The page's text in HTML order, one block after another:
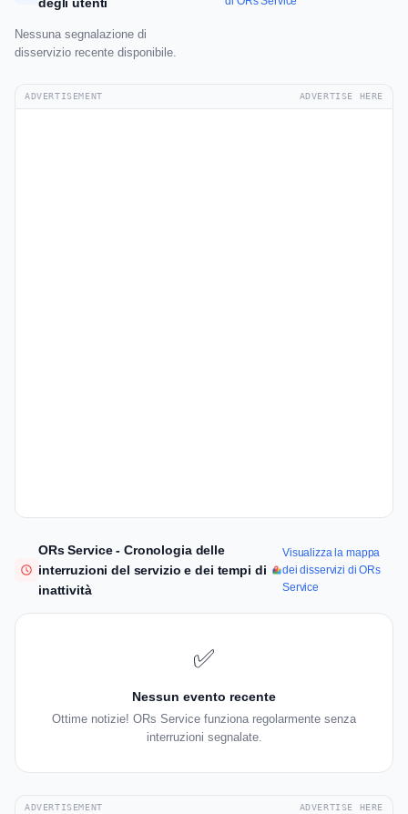
degli utenti
Nessuna segnalazione di
disservizio recente disponibile.
ADVERTISEMENT ADVERTISE HERE
ORs Service - Cronologia delle
interruzioni del servizio e dei tempi di
inattività
Visualizza la mappa
dei disservizi di ORs
Service
✅
Nessun evento recente
Ottime notizie! ORs Service funziona regolarmente senza
interruzioni segnalate.
ADVERTISEMENT ADVERTISE HERE